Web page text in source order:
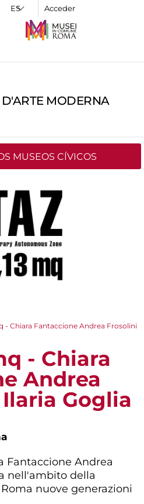
Acceder
MODERNA
MUSEOS CÍVICOS
- Chiara Fantaccione Andrea Frosolini
- Chiara
Andrea
Goglia
Fantaccione Andrea
nell'ambito della
nuove generazioni